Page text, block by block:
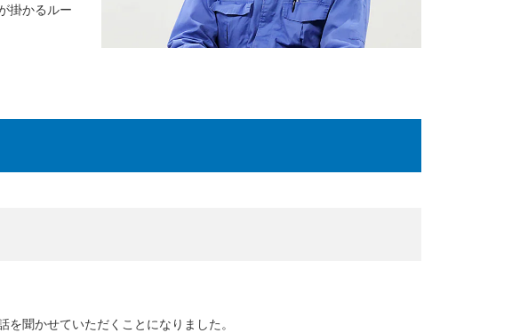
掛かるルー
聞かせていただくことになりました。